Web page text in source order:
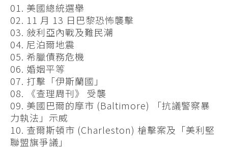
01. 美國總統選舉
02. 11 月 13 日巴黎恐怖襲擊
03. 敍利亞內戰及難民潮
04. 尼泊爾地震
05. 希臘債務危機
06. 婚姻平等
07. 打擊「伊斯蘭國」
08. 《查理周刊》 受襲
09. 美國巴爾的摩市 (Baltimore) 「抗議警察暴
力執法」示威
10. 查爾斯頓市 (Charleston) 槍擊案及「美利堅
聯盟旗爭議」